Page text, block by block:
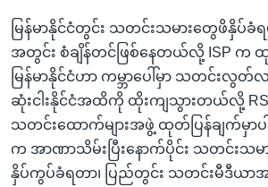
မြန်မာနိုင်ငံတွင်း သတင်းသမားတွေဖိနှိပ်ခံ
အတွင်း စံချိန်တင်ဖြစ်နေတယ်လို့ ISP က
မြန်မာနိုင်ငံဟာ ကမ္ဘာပေါ်မှာ သတင်းလွ
ဆုံးငါးနိုင်ငံအထိကို ထိုးကျသွားတယ်လို့
သတင်းထောက်များအဖွဲ့ ထုတ်ပြန်ချက်မှာ
က အာဏာသိမ်းပြီးနောက်ပိုင်း သတင်းသမ
နှိပ်ကွပ်ခံရတာ၊ ပြည်တွင်း သတင်းမီဒီယ